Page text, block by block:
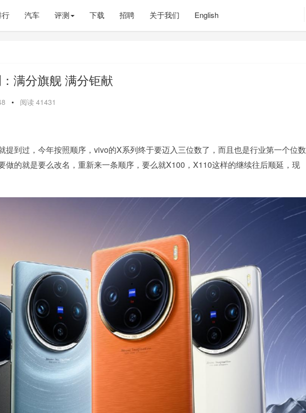
行 汽车 评测 下载 招聘 关于我们 English
满分旗舰 满分钜献
• 阅读 41431
提到过，今年按照顺序，vivo的X系列终于要迈入三位数了，而且也是行业第一个位数
做的就是要么改名，重新来一条顺序，要么就X100，X110这样的继续往后顺延，现